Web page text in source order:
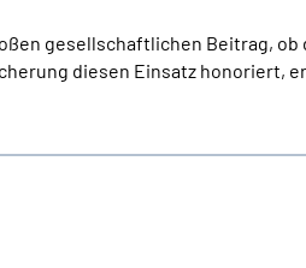
gesellschaftlichen Beitrag,
diesen Einsatz honoriert,